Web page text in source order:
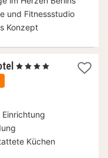
und Fitnessstudio
Konzept
1
, 4 Sterne
Küchen